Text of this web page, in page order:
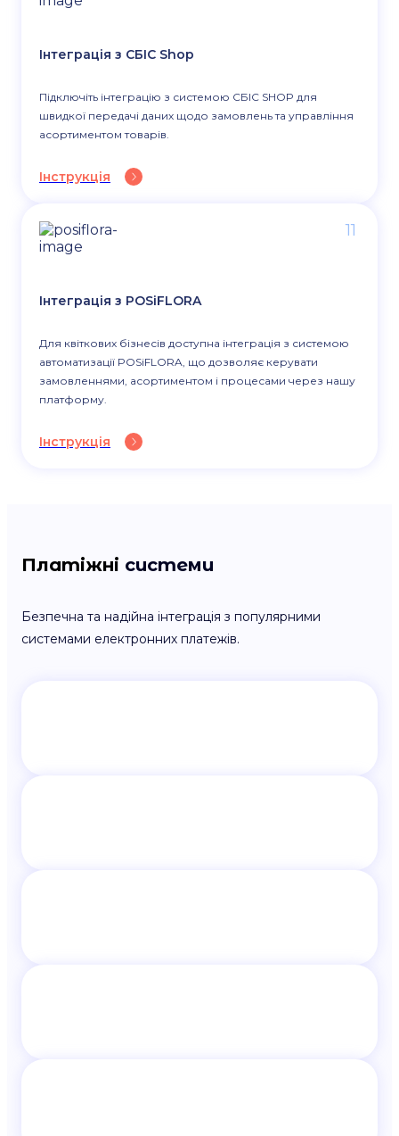
Інтеграція з СБІС Shop
Підключіть інтеграцію з системою СБІС SHOP для
швидкої передачі даних щодо замовлень та управління
асортиментом товарів.
Інструкція
11
Інтеграція з POSiFLORA
Для квіткових бізнесів доступна інтеграція з системою
автоматизації POSiFLORA, що дозволяє керувати
замовленнями, асортиментом і процесами через нашу
платформу.
Інструкція
Платіжні системи
Безпечна та надійна інтеграція з популярними
системами електронних платежів.